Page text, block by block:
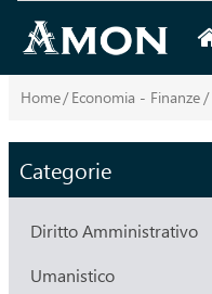
Home/ Economia - Finanze/
Categorie
Diritto Amministrativo
Umanistico